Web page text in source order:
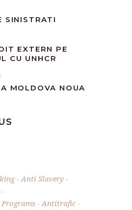
SINISTRATI
EXTERN PE
CU UNHCR
MOLDOVA NOUA
Anti Slavery
Antitrafic